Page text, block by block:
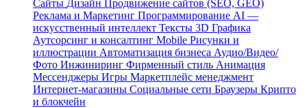
Сайты Дизайн Продвижение сайтов (SEO, GEO)
Реклама и Маркетинг Программирование AI —
искусственный интеллект Тексты 3D Графика
Аутсорсинг и консалтинг Mobile Рисунки и
иллюстрации Автоматизация бизнеса Аудио/Видео/
Фото Инжиниринг Фирменный стиль Анимация
Мессенджеры Игры Маркетплейс менеджмент
Интернет-магазины Социальные сети Браузеры Крипто
и блокчейн